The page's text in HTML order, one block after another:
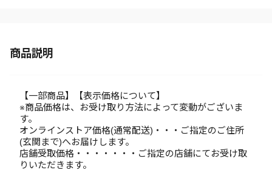
商品説明
【一部商品】【表示価格について】
※商品価格は、お受け取り方法によって変動がございま
す。
オンラインストア価格(通常配送)・・・ご指定のご住所
(玄関まで)へお届けします。
店舗受取価格・・・・・・・ご指定の店舗にてお受け取
りいただきます。